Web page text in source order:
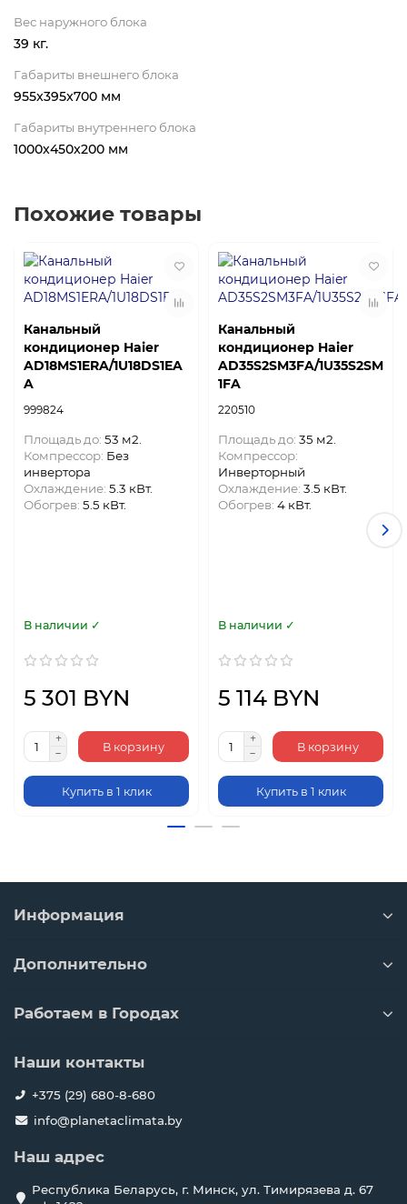
Вес наружного блока
39 кг.
Габариты внешнего блока
955x395x700 мм
Габариты внутреннего блока
1000x450x200 мм
Похожие товары
Канальный
кондиционер Haier
AD18MS1ERA/1U18DS1EA
A
999824
Площадь до: 53 м2.
Компрессор: Без
инвертора
Охлаждение: 5.3 кВт.
Обогрев: 5.5 кВт.
В наличии ✓
5 301 BYN
В корзину
Купить в 1 клик
Канальный
кондиционер Haier
AD35S2SM3FA/1U35S2SM
1FA
220510
Площадь до: 35 м2.
Компрессор:
Инверторный
Охлаждение: 3.5 кВт.
Обогрев: 4 кВт.
В наличии ✓
5 114 BYN
В корзину
Купить в 1 клик
Информация
Дополнительно
Работаем в Городах
Наши контакты
+375 (29) 680-8-680
info@planetaclimata.by
Наш адрес
Республика Беларусь, г. Минск, ул. Тимирязева д. 67